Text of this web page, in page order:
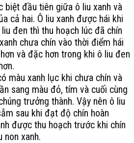
biệt đầu tiên giữa ô liu xanh và
cả hai. Ô liu xanh được hái khi
đen thì thu hoạch lúc đã chín
chưa chín vào thời điểm hái
hơn và đặc hơn trong khi ô liu đen
màu xanh lục khi chưa chín và
sang màu đỏ, tím và cuối cùng
trưởng thành. Vậy nên ô liu
sau khi đạt độ chín hoàn
được thu hoạch trước khi chín
non xanh.